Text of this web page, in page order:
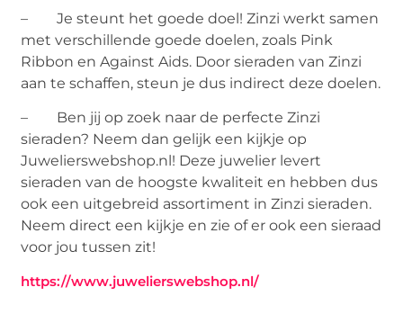
– Je steunt het goede doel! Zinzi werkt samen
met verschillende goede doelen, zoals Pink
Ribbon en Against Aids. Door sieraden van Zinzi
aan te schaffen, steun je dus indirect deze doelen.
– Ben jij op zoek naar de perfecte Zinzi
sieraden? Neem dan gelijk een kijkje op
Juwelierswebshop.nl! Deze juwelier levert
sieraden van de hoogste kwaliteit en hebben dus
ook een uitgebreid assortiment in Zinzi sieraden.
Neem direct een kijkje en zie of er ook een sieraad
voor jou tussen zit!
https://www.juwelierswebshop.nl/